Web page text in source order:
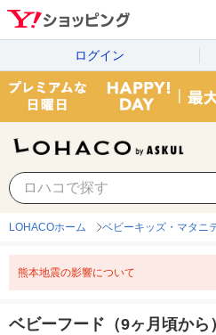
ログイン
ベビーフード（9ヶ月頃から）
LOHACOホーム ベビーキッズ・マタニ
熊本地震の影響について
ベビーフード（9ヶ月頃から）